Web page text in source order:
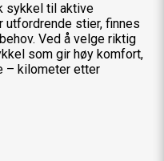
sykkel til aktive
utfordrende stier, finnes
Ved å velge riktig
som gir høy komfort,
– kilometer etter